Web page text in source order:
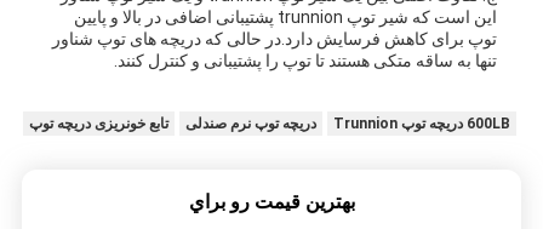
این است که شیر توپ trunnion پشتیبانی اضافی در بالا و پایین
توپ برای کاهش فرسایش دارد.در حالی که دریچه های توپ شناور
تنها به ساقه متکی هستند تا توپ را پشتیبانی و کنترل کنند.
600LB دریچه توپ Trunnion دریچه توپ نرم صندلی تابع خونریزی دریچه توپ
بهترين قيمت رو براي